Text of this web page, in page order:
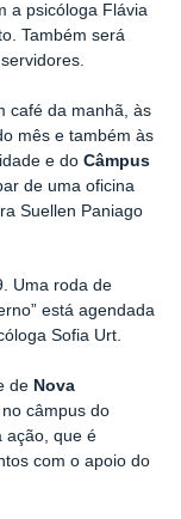
a psicóloga Flávia
Também será
café da manhã, às
mês e também às
e do Câmpus
de uma oficina
Suellen Paniago
Uma roda de
está agendada
Sofia Urt.
de Nova
câmpus do
ação, que é
com o apoio do